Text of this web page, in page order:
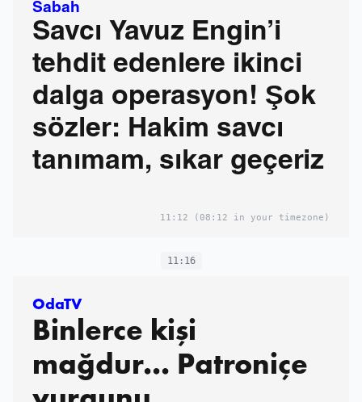
Sabah
Savcı Yavuz Engin’i
tehdit edenlere ikinci
dalga operasyon! Şok
sözler: Hakim savcı
tanımam, sıkar geçeriz
11:12 (08:12 in your timezone)
11:16
OdaTV
Binlerce kişi
mağdur... Patroniçe